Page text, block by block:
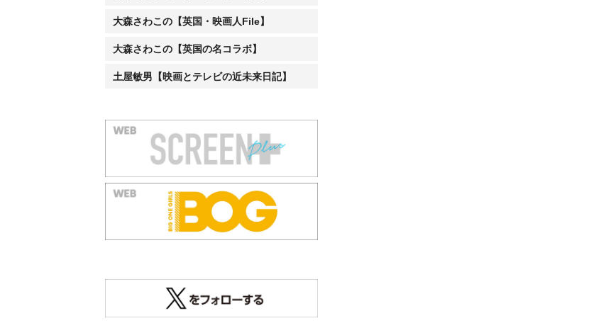
大森さわこの【英国・映画人File】
大森さわこの【英国の名コラボ】
土屋敏男【映画とテレビの近未来日記】